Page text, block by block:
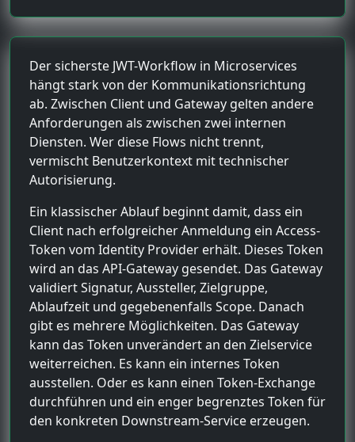
Der sicherste JWT-Workflow in Microservices
hängt stark von der Kommunikationsrichtung
ab. Zwischen Client und Gateway gelten andere
Anforderungen als zwischen zwei internen
Diensten. Wer diese Flows nicht trennt,
vermischt Benutzerkontext mit technischer
Autorisierung.
Ein klassischer Ablauf beginnt damit, dass ein
Client nach erfolgreicher Anmeldung ein Access-
Token vom Identity Provider erhält. Dieses Token
wird an das API-Gateway gesendet. Das Gateway
validiert Signatur, Aussteller, Zielgruppe,
Ablaufzeit und gegebenenfalls Scope. Danach
gibt es mehrere Möglichkeiten. Das Gateway
kann das Token unverändert an den Zielservice
weiterreichen. Es kann ein internes Token
ausstellen. Oder es kann einen Token-Exchange
durchführen und ein enger begrenztes Token für
den konkreten Downstream-Service erzeugen.